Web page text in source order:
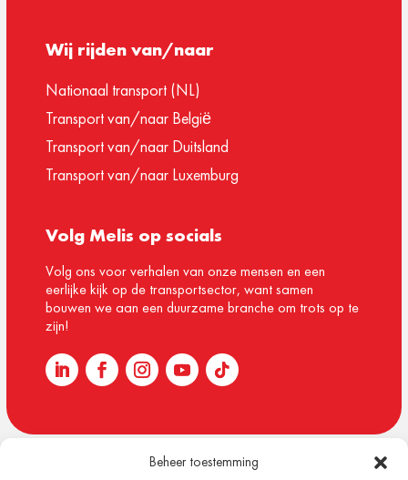
Beheer toestemming
Wij rijden van/naar
Nationaal transport (NL)
Transport van/naar België
Transport van/naar Duitsland
Transport van/naar Luxemburg
Volg Melis op socials
Volg ons voor verhalen van onze mensen en een
eerlijke kijk op de transportsector, want samen
bouwen we aan een duurzame branche om trots op te
zijn!